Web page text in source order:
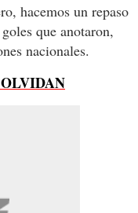
hacemos un repaso
que anotaron,
nacionales.